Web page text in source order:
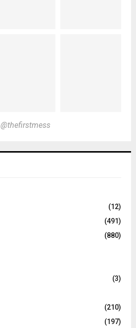
@thefirstmess
(12)
(491)
(880)
(3)
(210)
(197)